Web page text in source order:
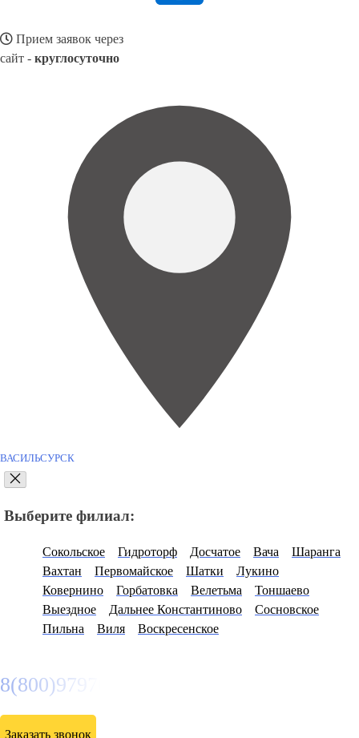
Прием заявок через
сайт - круглосуточно
ВАСИЛЬСУРСК
Выберите филиал:
Сокольское Гидроторф Досчатое Вача
Шаранга
Вахтан
Первомайское Шатки
Лукино
Ковернино
Горбатовка Велетьма
Тоншаево
Выездное
Дальнее Константиново
Сосновское
Пильна
Виля Воскресенское
8(800)9797043
Заказать звонок